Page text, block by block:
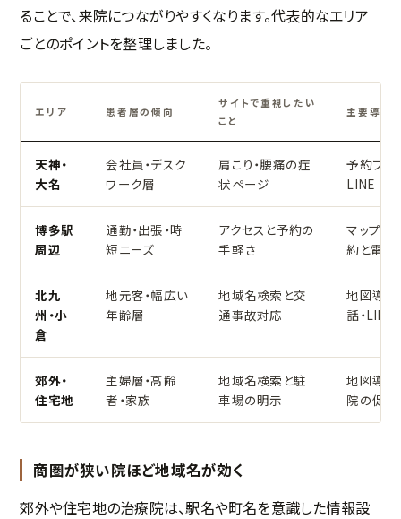
ることで、来院につながりやすくなります。代表的なエリア
ごとのポイントを整理しました。
エリア 患者層の傾向
サイトで重視したい
こと
主要導線
天神・
大名
会社員・デスク
ワーク層
肩こり・腰痛の症
状ページ
予約フォ
LINE
博多駅
周辺
通勤・出張・時
短ニーズ
アクセスと予約の
手軽さ
マップ経
約と電話
北九
州・小
倉
地元客・幅広い
年齢層
地域名検索と交
通事故対応
地図導線
話・LINE
郊外・
住宅地
主婦層・高齢
者・家族
地域名検索と駐
車場の明示
地図導線
院の促し
商圏が狭い院ほど地域名が効く
郊外や住宅地の治療院は、駅名や町名を意識した情報設